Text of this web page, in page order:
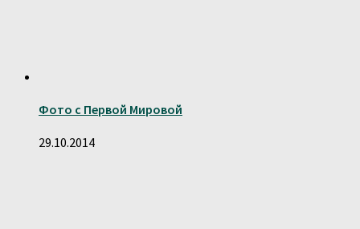
Фото с Первой Мировой
29.10.2014